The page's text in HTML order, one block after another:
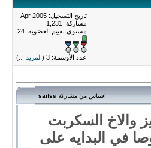
تاريخ التسجيل: Apr 2005
مشاركة: 1,231
مستوى تقييم العضوية: 24
عدد الأوسمة: 3 ( المزيد ... )
اقتباس من مشاركةsaifss
والاخ السكربت
في البدايه على